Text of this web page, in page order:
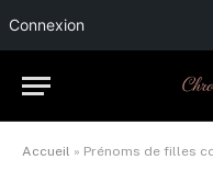
Connexion
Accueil » Prénoms de filles